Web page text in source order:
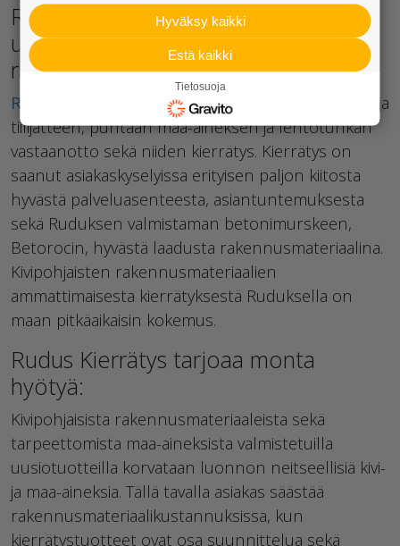
Rudus Kierrätys – palvelua,
uusiotuotteita ja säästöä
rakennuskustannuksissa
Rudus Kierrätyksen
palveluihin kuuluvat betoni- ja
tiilijätteen, puhtaan maa-aineksen ja lentotuhkan
vastaanotto sekä niiden kierrätys. Kierrätys on
saanut asiakaskyselyissa erityisen paljon kiitosta
hyvästä palveluasenteesta, asiantuntemuksesta
sekä Ruduksen valmistaman betonimurskeen,
Betorocin, hyvästä laadusta rakennusmateriaalina.
Kivipohjaisten rakennusmateriaalien
ammattimaisesta kierrätyksestä Ruduksella on
maan pitkäaikaisin kokemus.
Rudus Kierrätys tarjoaa monta
hyötyä:
Kivipohjaisista rakennusmateriaaleista sekä
tarpeettomista maa-aineksista valmistetuilla
uusiotuotteilla korvataan luonnon neitseellisiä kivi-
ja maa-aineksia. Tällä tavalla asiakas säästää
rakennusmateriaalikustannuksissa, kun
kierrätystuotteet ovat osa suunnittelua sekä
Hyväksy kaikki
Estä kaikki
Tietosuoja